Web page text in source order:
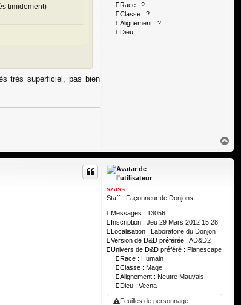
Race : ?
Classe : ?
Alignement : ?
Dieu :
timidement)
très superficiel, pas bien
a
u
szass
Staff - Façonneur de Donjons
Messages : 13056
Inscription : Jeu 29 Mars 2012 15:28
Localisation : Laboratoire du Donjon
Version de D&D préférée : AD&D2
Univers de D&D préféré : Planescape
Race : Humain
Classe : Mage
Alignement : Neutre Mauvais
Dieu : Vecna
Feuilles de personnage